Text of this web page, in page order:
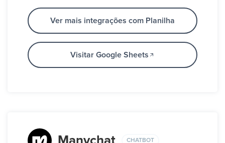
Ver mais integrações com Planilha
Visitar Google Sheets
CHATBOT